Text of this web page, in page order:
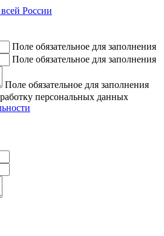
России
Поле обязательное для заполнения
Поле обязательное для заполнения
Поле обязательное для заполнения
персональных данных